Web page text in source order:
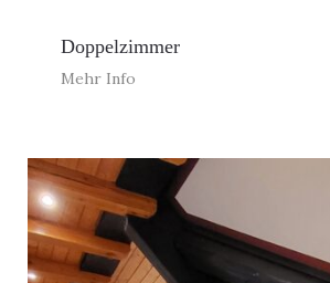
Doppelzimmer
Mehr Info